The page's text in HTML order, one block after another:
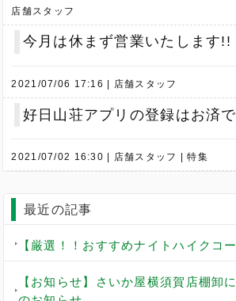
店舗スタッフ
今月は休まず営業いたします!!
2021/07/06 17:16 店舗スタッフ
好日山荘アプリの登録はお済で
2021/07/02 16:30 店舗スタッフ 特集
最近の記事
【厳選！！おすすめナイトハイクコ
【お知らせ】さいか屋横須賀店棚卸